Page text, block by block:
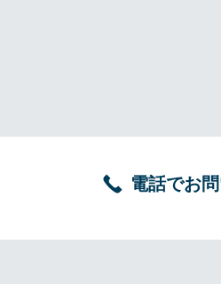
電話でお